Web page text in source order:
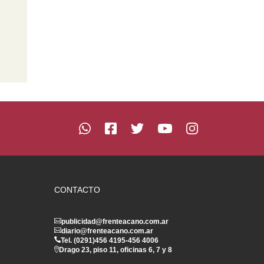
CONTACTO
publicidad@frenteacano.com.ar
diario@frenteacano.com.ar
Tel. (0291)456 4195-456 4006
Drago 23, piso 11, oficinas 6, 7 y 8